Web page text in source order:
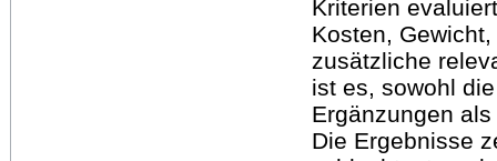
Kriterien
Kosten,
zusätzliche
ist es, sowohl
Ergänzungen
Die Ergebnisse